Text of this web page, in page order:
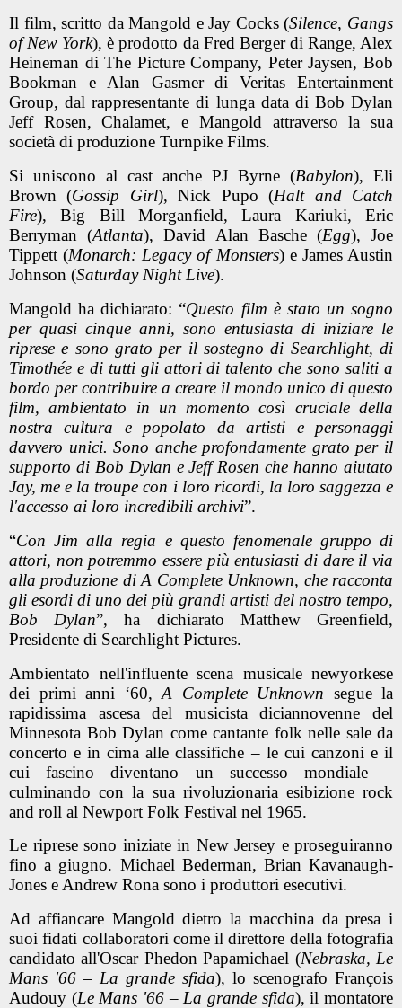
Il film, scritto da Mangold e Jay Cocks (Silence, Gangs
of New York), è prodotto da Fred Berger di Range, Alex
Heineman di The Picture Company, Peter Jaysen, Bob
Bookman e Alan Gasmer di Veritas Entertainment
Group, dal rappresentante di lunga data di Bob Dylan
Jeff Rosen, Chalamet, e Mangold attraverso la sua
società di produzione Turnpike Films.
Si uniscono al cast anche PJ Byrne (Babylon), Eli
Brown (Gossip Girl), Nick Pupo (Halt and Catch
Fire), Big Bill Morganfield, Laura Kariuki, Eric
Berryman (Atlanta), David Alan Basche (Egg), Joe
Tippett (Monarch: Legacy of Monsters) e James Austin
Johnson (Saturday Night Live).
Mangold ha dichiarato: “Questo film è stato un sogno
per quasi cinque anni, sono entusiasta di iniziare le
riprese e sono grato per il sostegno di Searchlight, di
Timothée e di tutti gli attori di talento che sono saliti a
bordo per contribuire a creare il mondo unico di questo
film, ambientato in un momento così cruciale della
nostra cultura e popolato da artisti e personaggi
davvero unici. Sono anche profondamente grato per il
supporto di Bob Dylan e Jeff Rosen che hanno aiutato
Jay, me e la troupe con i loro ricordi, la loro saggezza e
l'accesso ai loro incredibili archivi”.
“Con Jim alla regia e questo fenomenale gruppo di
attori, non potremmo essere più entusiasti di dare il via
alla produzione di A Complete Unknown, che racconta
gli esordi di uno dei più grandi artisti del nostro tempo,
Bob Dylan”, ha dichiarato Matthew Greenfield,
Presidente di Searchlight Pictures.
Ambientato nell'influente scena musicale newyorkese
dei primi anni ‘60, A Complete Unknown segue la
rapidissima ascesa del musicista diciannovenne del
Minnesota Bob Dylan come cantante folk nelle sale da
concerto e in cima alle classifiche – le cui canzoni e il
cui fascino diventano un successo mondiale –
culminando con la sua rivoluzionaria esibizione rock
and roll al Newport Folk Festival nel 1965.
Le riprese sono iniziate in New Jersey e proseguiranno
fino a giugno. Michael Bederman, Brian Kavanaugh-
Jones e Andrew Rona sono i produttori esecutivi.
Ad affiancare Mangold dietro la macchina da presa i
suoi fidati collaboratori come il direttore della fotografia
candidato all'Oscar Phedon Papamichael (Nebraska, Le
Mans '66 – La grande sfida), lo scenografo François
Audouy (Le Mans '66 – La grande sfida), il montatore